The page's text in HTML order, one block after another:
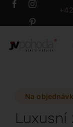
Přeskočit
Na
Luxusní